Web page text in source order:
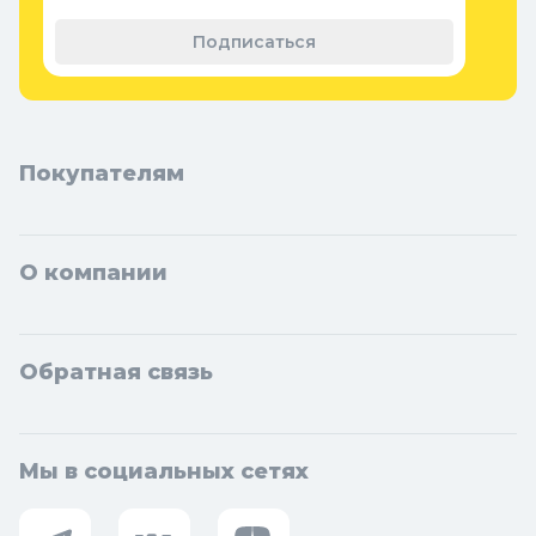
Подписаться
Покупателям
О компании
Обратная связь
Мы в социальных сетях